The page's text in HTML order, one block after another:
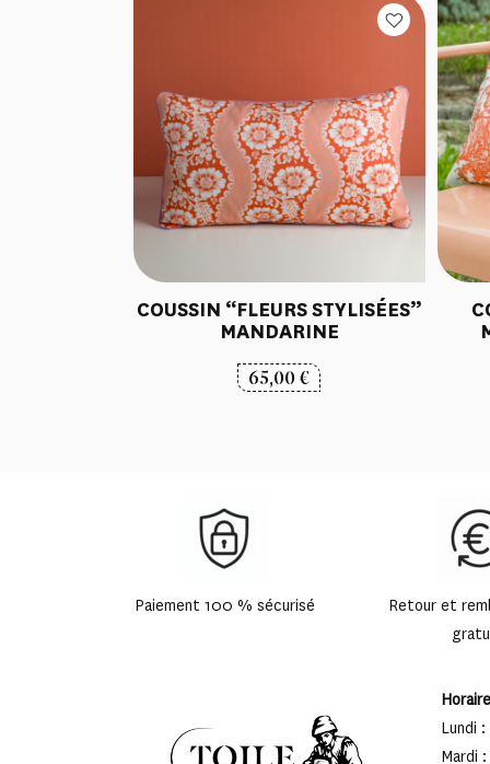
COUSSIN “FLEURS STYLISÉES”
MANDARINE
65,00€
Paiement 100 % sécurisé
Retour et
Lundi
Mardi :